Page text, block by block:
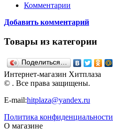
Комментарии
Добавить комментарий
Товары из категории
Поделиться…
Интернет-магазин Хитплаза
© . Все права защищены.
E-mail:hitplaza@yandex.ru
Политика конфиденциальности
О магазине